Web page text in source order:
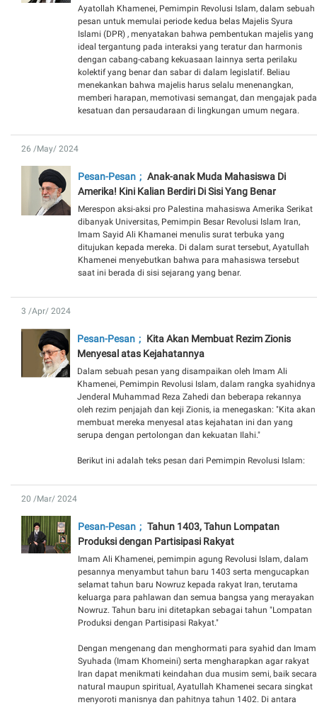
Ayatollah Khamenei, Pemimpin Revolusi Islam, dalam sebuah
pesan untuk memulai periode kedua belas Majelis Syura
Islami (DPR) , menyatakan bahwa pembentukan majelis yang
ideal tergantung pada interaksi yang teratur dan harmonis
dengan cabang-cabang kekuasaan lainnya serta perilaku
kolektif yang benar dan sabar di dalam legislatif. Beliau
menekankan bahwa majelis harus selalu menenangkan,
memberi harapan, memotivasi semangat, dan mengajak pada
kesatuan dan persaudaraan di lingkungan umum negara.
26 /May/ 2024
Pesan-Pesan
Anak-anak Muda Mahasiswa Di
Amerika! Kini Kalian Berdiri Di Sisi Yang Benar
Merespon aksi-aksi pro Palestina mahasiswa Amerika Serikat
dibanyak Universitas, Pemimpin Besar Revolusi Islam Iran,
Imam Sayid Ali Khamanei menulis surat terbuka yang
ditujukan kepada mereka. Di dalam surat tersebut, Ayatullah
Khamenei menyebutkan bahwa para mahasiswa tersebut
saat ini berada di sisi sejarang yang benar.
3 /Apr/ 2024
Pesan-Pesan
Kita Akan Membuat Rezim Zionis
Menyesal atas Kejahatannya
Dalam sebuah pesan yang disampaikan oleh Imam Ali
Khamenei, Pemimpin Revolusi Islam, dalam rangka syahidnya
Jenderal Muhammad Reza Zahedi dan beberapa rekannya
oleh rezim penjajah dan keji Zionis, ia menegaskan: "Kita akan
membuat mereka menyesal atas kejahatan ini dan yang
serupa dengan pertolongan dan kekuatan Ilahi."
Berikut ini adalah teks pesan dari Pemimpin Revolusi Islam:
20 /Mar/ 2024
Pesan-Pesan
Tahun 1403, Tahun Lompatan
Produksi dengan Partisipasi Rakyat
Imam Ali Khamenei, pemimpin agung Revolusi Islam, dalam
pesannya menyambut tahun baru 1403 serta mengucapkan
selamat tahun baru Nowruz kepada rakyat Iran, terutama
keluarga para pahlawan dan semua bangsa yang merayakan
Nowruz. Tahun baru ini ditetapkan sebagai tahun "Lompatan
Produksi dengan Partisipasi Rakyat."
Dengan mengenang dan menghormati para syahid dan Imam
Syuhada (Imam Khomeini) serta mengharapkan agar rakyat
Iran dapat menikmati keindahan dua musim semi, baik secara
natural maupun spiritual, Ayatullah Khamenei secara singkat
menyoroti manisnya dan pahitnya tahun 1402. Di antara